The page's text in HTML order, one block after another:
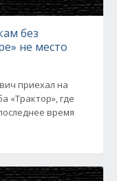
без
не место
приехал на
«Трактор», где
время